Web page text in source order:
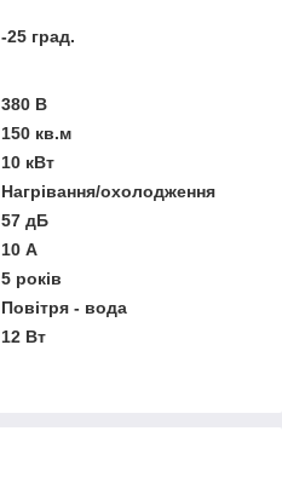
-25 град.
380 В
150 кв.м
10 кВт
Нагрівання/охолодження
57 дБ
10 А
5 років
Повітря - вода
12 Вт